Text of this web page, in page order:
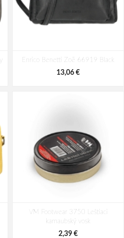
30 L
56,91 €
Enrico Benetti Zoë 66919 Black
13,06 €
VM Footwear 3750 Leštiaci
karnaubský vosk
2,39 €